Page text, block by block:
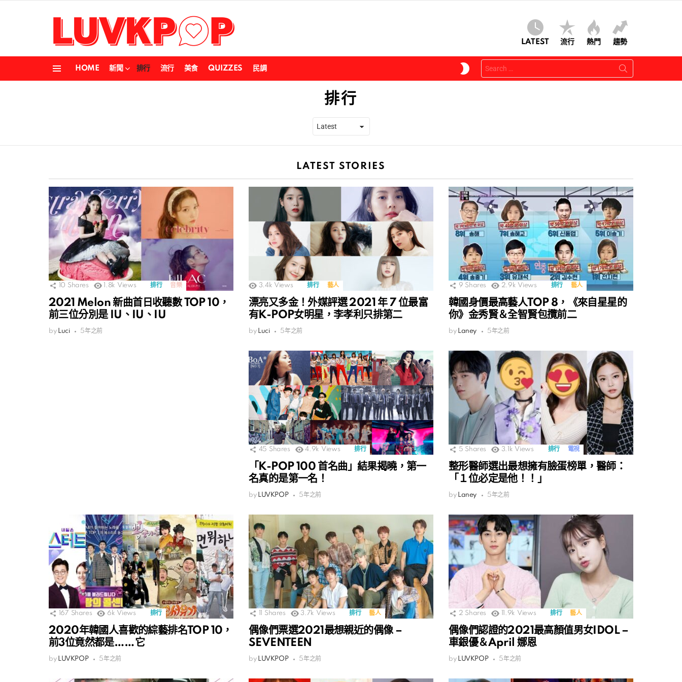
LATEST 流行 熱門 趨勢
HOME 新聞 排行 流行 美食 QUIZZES 民調
SKIN
Search
for:
排行
LATEST STORIES
10 Shares 1.8k Views 排行 音樂
2021 Melon 新曲首日收聽數 TOP 10，
前三位分別是 IU、IU、IU
by Luci 5年之前
3.4k Views 排行 藝人
漂亮又多金！外媒評選 2021 年 7 位最富
有K-POP女明星，李孝利只排第二
by Luci 5年之前
9 Shares 2.9k Views 排行 藝人
韓國身價最高藝人TOP 8，《來自星星的
你》金秀賢＆全智賢包攬前二
by Laney 5年之前
45 Shares 4.9k Views 排行
「K-POP 100 首名曲」結果揭曉，第一
名真的是第一名！
by LUVKPOP 5年之前
5 Shares 3.1k Views 排行 電視
整形醫師選出最想擁有臉蛋榜單，醫師：
「１位必定是他！！」
by Laney 5年之前
167 Shares 6k Views 排行
2020年韓國人喜歡的綜藝排名TOP 10，
前3位竟然都是……它
by LUVKPOP 5年之前
Shares 3.7k Views 排行 藝人
偶像們票選2021最想親近的偶像 –
SEVENTEEN
by LUVKPOP 5年之前
2 Shares 11.9k Views 排行 藝人
偶像們認證的2021最高顏值男女IDOL –
車銀優＆April 娜恩
by LUVKPOP 5年之前